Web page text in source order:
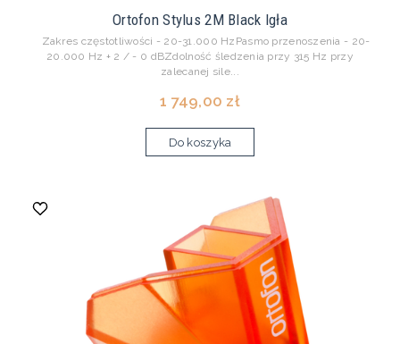
Ortofon Stylus 2M Black Igła
Zakres częstotliwości - 20-31.000 HzPasmo przenoszenia - 20-
20.000 Hz + 2 / - 0 dBZdolność śledzenia przy 315 Hz przy
zalecanej sile...
1 749,00 zł
Do koszyka